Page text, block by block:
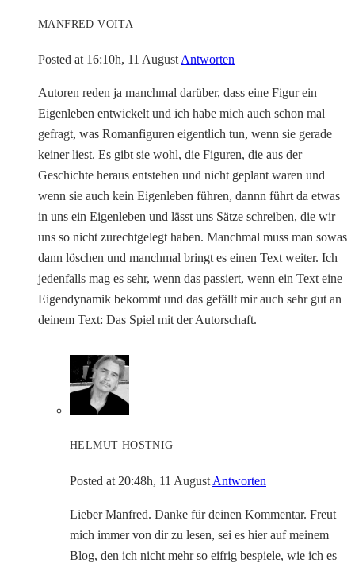
MANFRED VOITA
Posted at 16:10h, 11 August Antworten
Autoren reden ja manchmal darüber, dass eine Figur ein
Eigenleben entwickelt und ich habe mich auch schon mal
gefragt, was Romanfiguren eigentlich tun, wenn sie gerade
keiner liest. Es gibt sie wohl, die Figuren, die aus der
Geschichte heraus entstehen und nicht geplant waren und
wenn sie auch kein Eigenleben führen, dannn führt da etwas
in uns ein Eigenleben und lässt uns Sätze schreiben, die wir
uns so nicht zurechtgelegt haben. Manchmal muss man sowas
dann löschen und manchmal bringt es einen Text weiter. Ich
jedenfalls mag es sehr, wenn das passiert, wenn ein Text eine
Eigendynamik bekommt und das gefällt mir auch sehr gut an
deinem Text: Das Spiel mit der Autorschaft.
HELMUT HOSTNIG
Posted at 20:48h, 11 August Antworten
Lieber Manfred. Danke für deinen Kommentar. Freut
mich immer von dir zu lesen, sei es hier auf meinem
Blog, den ich nicht mehr so eifrig bespiele, wie ich es